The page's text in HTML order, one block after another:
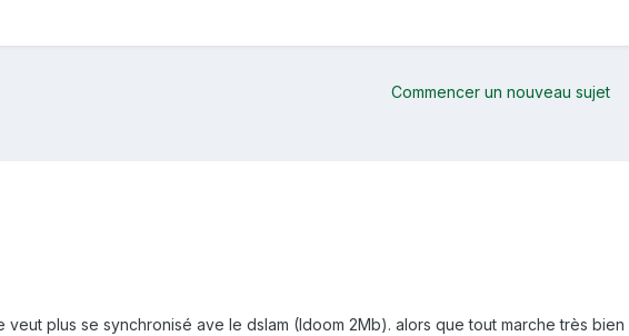
Commencer un nouveau sujet
veut plus se synchronisé ave le dslam (Idoom 2Mb). alors que tout marche très